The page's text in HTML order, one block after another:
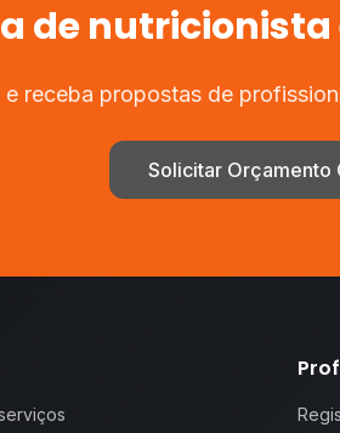
denutricionista
receba propostas de
Solicitar Orçamento